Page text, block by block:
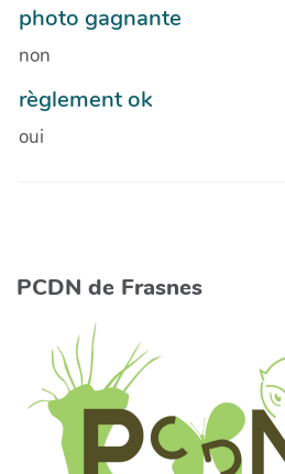
photo gagnante
non
règlement ok
oui
PCDN de Frasnes